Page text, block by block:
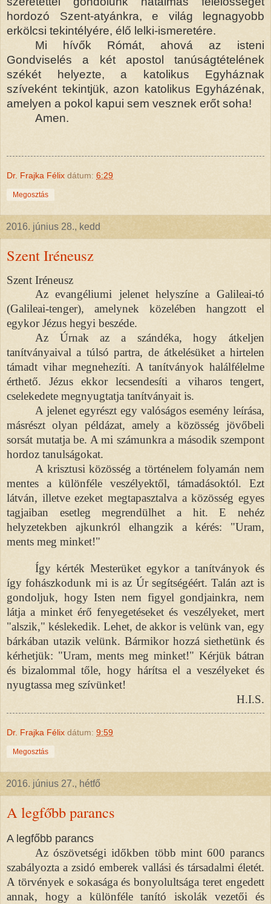
hordozó Szent-atyánkra, e világ legnagyobb
erkölcsi tekintélyére, élő lelki-ismeretére.
Mi hívők Rómát, ahová az isteni
Gondviselés a két apostol tanúságtételének
székét helyezte, a katolikus Egyháznak
szíveként tekintjük, azon katolikus Egyházénak,
amelyen a pokol kapui sem vesznek erőt soha!
Amen.
Dr. Frajka Félix dátum: 6:29
Megosztás
2016. június 28., kedd
Szent Iréneusz
Szent Iréneusz
Az evangéliumi jelenet helyszíne a Galileai-tó
(Galileai-tenger), amelynek közelében hangzott el
egykor Jézus hegyi beszéde.
Az Úrnak az a szándéka, hogy átkeljen
tanítványaival a túlsó partra, de átkelésüket a hirtelen
támadt vihar megnehezíti. A tanítványok halálfélelme
érthető. Jézus ekkor lecsendesíti a viharos tengert,
cselekedete megnyugtatja tanítványait is.
A jelenet egyrészt egy valóságos esemény leírása,
másrészt olyan példázat, amely a közösség jövőbeli
sorsát mutatja be. A mi számunkra a második szempont
hordoz tanulságokat.
A krisztusi közösség a történelem folyamán nem
mentes a különféle veszélyektől, támadásoktól. Ezt
látván, illetve ezeket megtapasztalva a közösség egyes
tagjaiban esetleg megrendülhet a hit. E nehéz
helyzetekben ajkunkról elhangzik a kérés: "Uram,
ments meg minket!"
Így kérték Mesterüket egykor a tanítványok és
így fohászkodunk mi is az Úr segítségéért. Talán azt is
gondoljuk, hogy Isten nem figyel gondjainkra, nem
látja a minket érő fenyegetéseket és veszélyeket, mert
"alszik," késlekedik. Lehet, de akkor is velünk van, egy
bárkában utazik velünk. Bármikor hozzá siethetünk és
kérhetjük: "Uram, ments meg minket!" Kérjük bátran
és bizalommal tőle, hogy hárítsa el a veszélyeket és
nyugtassa meg szívünket!
H.I.S.
Dr. Frajka Félix dátum: 9:59
Megosztás
2016. június 27., hétfő
A legfőbb parancs
A legfőbb parancs
Az ószövetségi időkben több mint 600 parancs
szabályozta a zsidó emberek vallási és társadalmi életét.
A törvények e sokasága és bonyolultsága teret engedett
annak, hogy a különféle tanító iskolák vezetői és